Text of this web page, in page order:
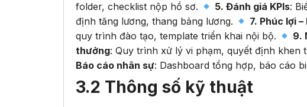
folder, checklist nộp hồ sơ.
5. Đánh giá KPIs:
định tăng lương, thang bảng lương.
7. Phúc lợi –
quy trình đào tạo, template triển khai nội bộ.
9.
thưởng: Quy trình xử lý vi phạm, quyết định khen
Báo cáo nhân sự: Dashboard tổng hợp, báo cáo
3.2 Thông số kỹ thuật